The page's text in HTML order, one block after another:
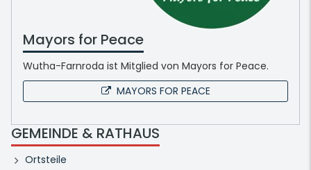
Mayors for Peace
Wutha-Farnroda ist Mitglied von Mayors for Peace.
MAYORS FOR PEACE
GEMEINDE & RATHAUS
Ortsteile